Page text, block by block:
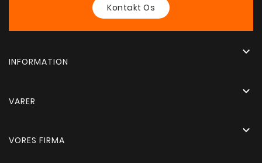
Kontakt Os
INFORMATION

VARER

VORES FIRMA
